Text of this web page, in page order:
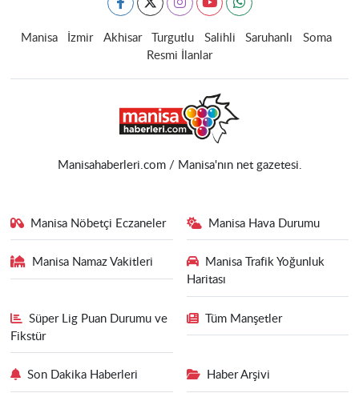
Manisa İzmir Akhisar Turgutlu Salihli Saruhanlı
Soma
Resmi İlanlar
Manisahaberleri.com / Manisa'nın net gazetesi.
Manisa Nöbetçi Eczaneler Manisa Hava Durumu
Manisa Namaz Vakitleri
Manisa Trafik Yoğunluk
Haritası
Süper Lig Puan Durumu ve
Fikstür
Tüm Manşetler
Son Dakika Haberleri Haber Arşivi